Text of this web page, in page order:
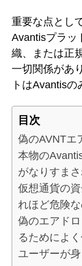
重要な点とし
Avantisプラッ
織、または正
一切関係があ
トはAvantisの
目次
偽のAVNTエ
本物の
がなりすま
仮想通貨の
れほど危険
偽のエアド
るためによ
ユーザーが